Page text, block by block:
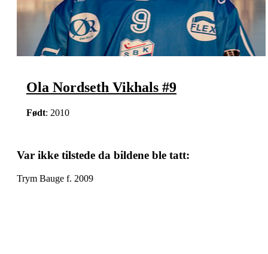
Ola Nordseth Vikhals #9
Født: 2010
Var ikke tilstede da bildene ble tatt:
Trym Bauge f. 2009